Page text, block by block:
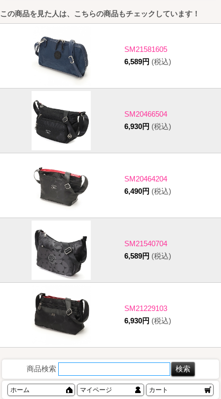
この商品を見た人は、こちらの商品もチェックしています！
SM21581605
6,589円 (税込)
SM20466504
6,930円 (税込)
SM20464204
6,490円 (税込)
SM21540704
6,589円 (税込)
SM21229103
6,930円 (税込)
商品検索
ホーム マイページ カート